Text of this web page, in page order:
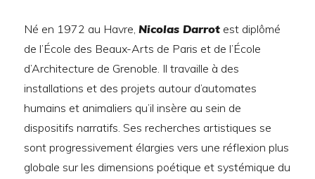
Né en 1972 au Havre,Nicolas Darrot est diplômé
de l’École des Beaux-Arts de Paris et de l’École
d’Architecture de Grenoble. Il travaille à des
installations et des projets autour d’automates
humains et animaliers qu’il insère au sein de
dispositifs narratifs. Ses recherches artistiques se
sont progressivement élargies vers une réflexion plus
globale sur les dimensions poétique et systémique du